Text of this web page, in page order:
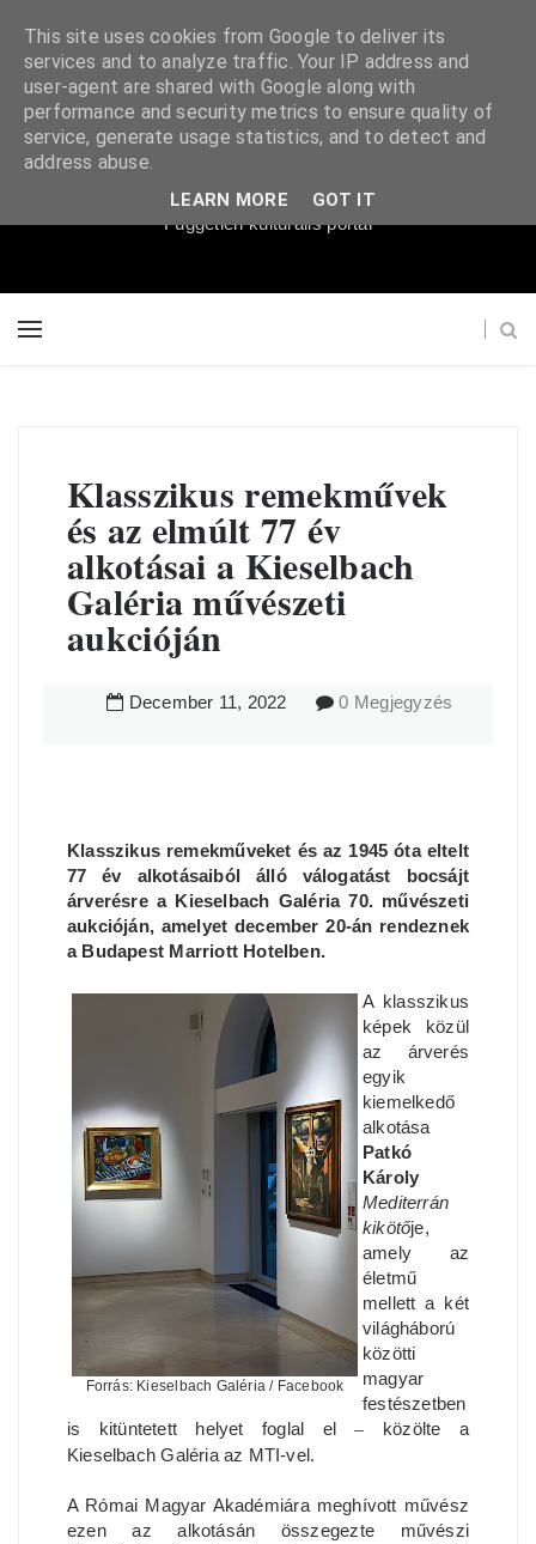
Súgópéldány
Független kulturális portál
Klasszikus remekművek
és az elmúlt 77 év
alkotásai a Kieselbach
Galéria művészeti
aukcióján
December 11, 2022 0 Megjegyzés
Klasszikus remekműveket és az 1945 óta eltelt
77 év alkotásaiból álló válogatást bocsájt
árverésre a Kieselbach Galéria 70. művészeti
aukcióján, amelyet december 20-án rendeznek
a Budapest Marriott Hotelben.
Forrás: Kieselbach Galéria / Facebook
A klasszikus
képek közül
az árverés
egyik
kiemelkedő
alkotása
Patkó
Károly
Mediterrán
kikötője,
amely az
életmű
mellett a két
világháború
közötti
magyar
festészetben
is kitüntetett helyet foglal el– közölte a
Kieselbach Galéria az MTI-vel.
A Római Magyar Akadémiára meghívott művész
ezen az alkotásán összegezte művészi
This site uses cookies from Google to deliver its
services and to analyze traffic. Your IP address and
user-agent are shared with Google along with
performance and security metrics to ensure quality of
service, generate usage statistics, and to detect and
address abuse.
LEARN MORE GOT IT